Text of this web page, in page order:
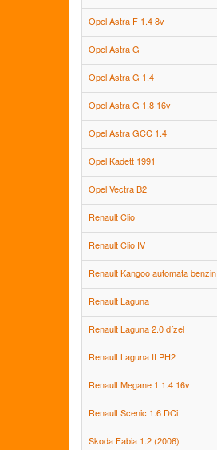
Opel Astra F 1.4 8v
Opel Astra G
Opel Astra G 1.4
Opel Astra G 1.8 16v
Opel Astra GCC 1.4
Opel Kadett 1991
Opel Vectra B2
Renault Clio
Renault Clio IV
Renault Kangoo automata benzin
Renault Laguna
Renault Laguna 2.0 dízel
Renault Laguna II PH2
Renault Megane 1 1.4 16v
Renault Scenic 1.6 DCi
Skoda Fabia 1.2 (2006)